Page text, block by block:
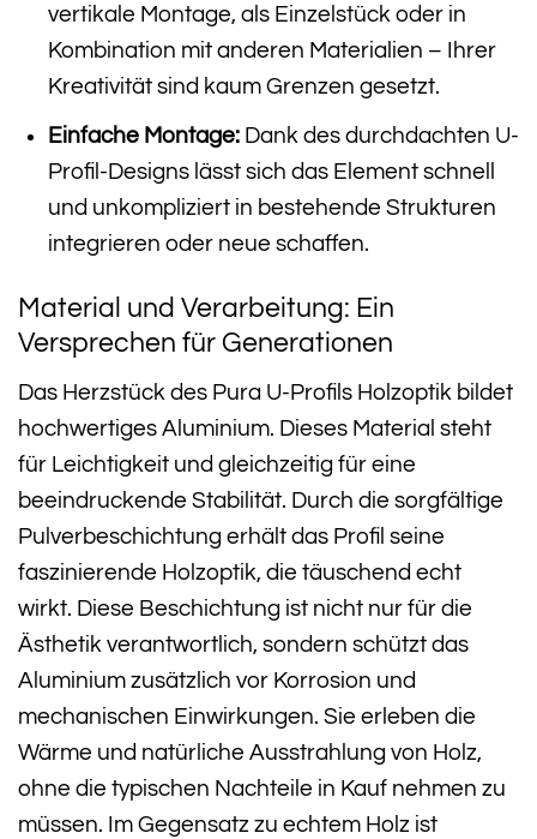
vertikale Montage, als Einzelstück oder in
Kombination mit anderen Materialien – Ihrer
Kreativität sind kaum Grenzen gesetzt.
Einfache Montage:Dank des durchdachten U-
Profil-Designs lässt sich das Element schnell
und unkompliziert in bestehende Strukturen
integrieren oder neue schaffen.
Material und Verarbeitung: Ein
Versprechen für Generationen
Das Herzstück des Pura U-Profils Holzoptik bildet
hochwertiges Aluminium. Dieses Material steht
für Leichtigkeit und gleichzeitig für eine
beeindruckende Stabilität. Durch die sorgfältige
Pulverbeschichtung erhält das Profil seine
faszinierende Holzoptik, die täuschend echt
wirkt. Diese Beschichtung ist nicht nur für die
Ästhetik verantwortlich, sondern schützt das
Aluminium zusätzlich vor Korrosion und
mechanischen Einwirkungen. Sie erleben die
Wärme und natürliche Ausstrahlung von Holz,
ohne die typischen Nachteile in Kauf nehmen zu
müssen. Im Gegensatz zu echtem Holz ist